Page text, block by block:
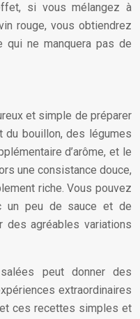
si vous mélangez à
rouge, vous obtiendrez
qui ne manquera pas de
et simple de préparer
du bouillon, des légumes
d’arôme, et le
une consistance douce,
riche. Vous pouvez
un peu de sauce et de
des agréables variations
peut donner des
extraordinaires
ces recettes simples et